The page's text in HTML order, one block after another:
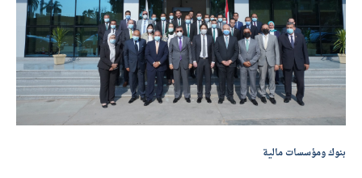
بنوك ومؤسسات مالية